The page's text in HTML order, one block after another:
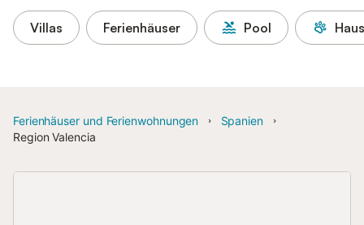
Villas Ferienhäuser Pool
Ferienhäuser und Ferienwohnungen
Spanien
Region Valencia